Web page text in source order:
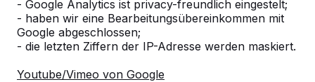
- Google Analytics ist privacy-freundlich eingestelt;
- haben wir eine Bearbeitungsübereinkommen mit
Google abgeschlossen;
- die letzten Ziffern der IP-Adresse werden maskiert.
Youtube/Vimeo von Google
Alles anzeigen
Ort oder Postleitzahl suchen